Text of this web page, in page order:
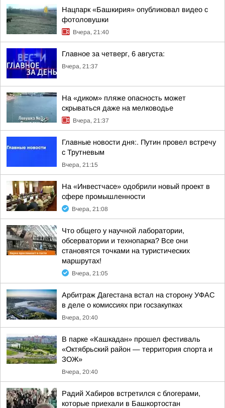
Нацпарк «Башкирия» опубликовал видео с
фотоловушки
Вчера, 21:40
Главное за четверг, 6 августа:
Вчера, 21:37
На «диком» пляже опасность может
скрываться даже на мелководье
Вчера, 21:37
Главные новости дня:. Путин провел встречу
с Трутневым
Вчера, 21:15
На «Инвестчасе» одобрили новый проект в
сфере промышленности
Вчера, 21:08
Что общего у научной лаборатории,
обсерватории и технопарка? Все они
становятся точками на туристических
маршрутах!
Вчера, 21:05
Арбитраж Дагестана встал на сторону УФАС
в деле о комиссиях при госзакупках
Вчера, 20:40
В парке «Кашкадан» прошел фестиваль
«Октябрьский район — территория спорта и
ЗОЖ»
Вчера, 20:40
Радий Хабиров встретился с блогерами,
которые приехали в Башкортостан